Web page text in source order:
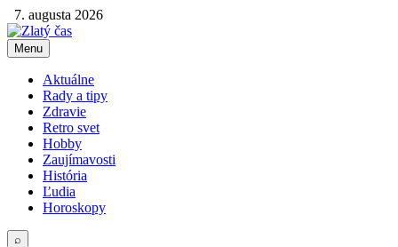
7. augusta 2026
Menu
Aktuálne
Rady a tipy
Zdravie
Retro svet
Hobby
Zaujímavosti
História
Ľudia
Horoskopy
⌕